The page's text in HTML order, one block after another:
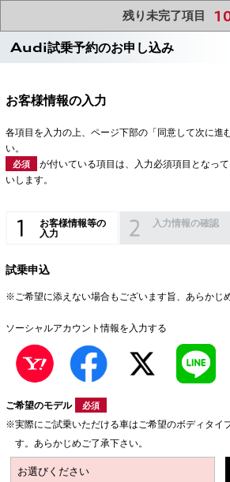
Audi試乗予約のお申し込み
お客様情報の入力
各項目を入力の上、ページ下部の「同意して次に進
い。
必須
が付いている項目は、入力必須項目となっ
いします。
お客様情報等の
入力
入力情報の確認
試乗申込
※ご希望に添えない場合もございます旨、あらかじ
ソーシャルアカウント情報を入力する
ご希望のモデル 必須
実際にご試乗いただける車はご希望のボディタイ
す。あらかじめご了承下さい。
残り未完了項目